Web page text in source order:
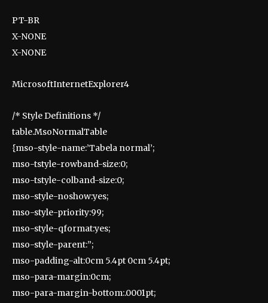
PT-BR
X-NONE
X-NONE
MicrosoftInternetExplorer4
/* Style Definitions */
table.MsoNormalTable
{mso-style-name:’Tabela normal’;
mso-tstyle-rowband-size:0;
mso-tstyle-colband-size:0;
mso-style-noshow:yes;
mso-style-priority:99;
mso-style-qformat:yes;
mso-style-parent:”;
mso-padding-alt:0cm 5.4pt 0cm 5.4pt;
mso-para-margin:0cm;
mso-para-margin-bottom:.0001pt;